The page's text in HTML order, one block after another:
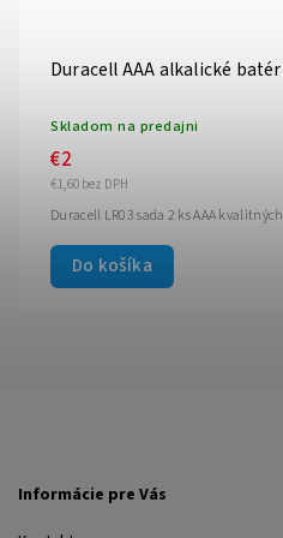
Duracell AAA alkalické
Skladom na predajni
€1,60 bez DPH
€2
Do košíka
Duracell LR03 sada 2 ks AAA
Informácie pre Vás